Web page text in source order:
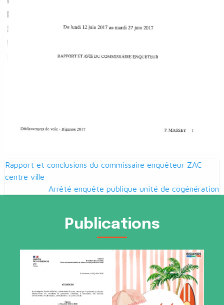
Navigation
de
l’article
Rapport et conclusions du commissaire enquêteur ZAC
centre ville
Arrêté enquête publique unité de cogénération
Publications